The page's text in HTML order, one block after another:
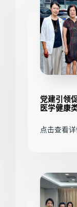
党建引领
医学健康
点击查看详